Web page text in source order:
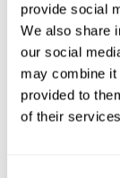
provide social
We also share
our social
may combine it
provided to
of their
Une stimulation
connexions
cerveau s'adapte
activités de
activités
cognitives qui
dans la